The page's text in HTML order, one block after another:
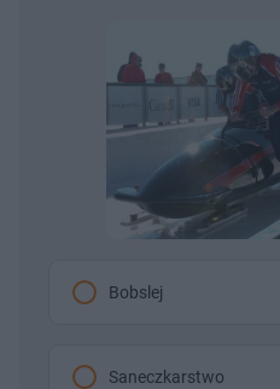
Bobslej
Saneczkarstwo